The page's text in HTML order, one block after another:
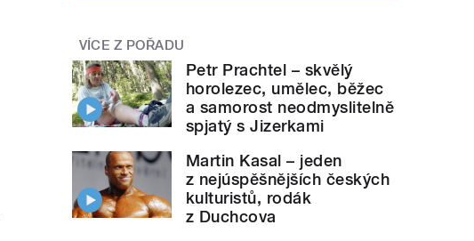
VÍCE Z POŘADU
Petr Prachtel – skvělý
horolezec, umělec, běžec
a samorost neodmyslitelně
spjatý s Jizerkami
Martin Kasal – jeden
z nejúspěšnějších českých
kulturistů, rodák
z Duchcova